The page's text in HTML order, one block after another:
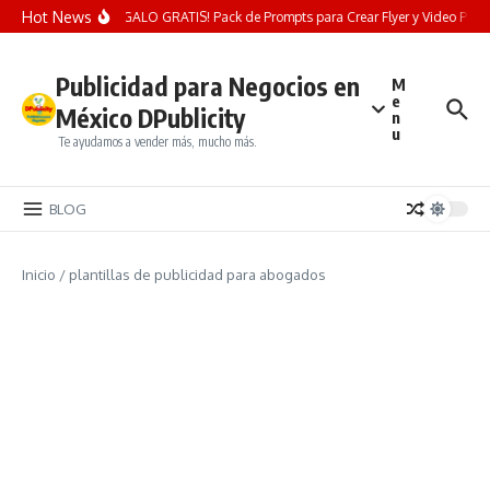
Saltar al contenido
Hot News ¡REGALO GRATIS! Pack de Prompts para Crear Flyer y Video
Publicidad para Negocios en
México DPublicity
Te ayudamos a vender más, mucho más.
M
e
n
u
BLOG
Inicio / plantillas de publicidad para abogados